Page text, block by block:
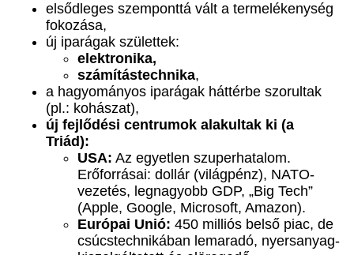
elsődleges szemponttá vált a termelékenység
fokozása,
új iparágak születtek:
elektronika,
számítástechnika,
a hagyományos iparágak háttérbe szorultak
(pl.: kohászat),
új fejlődési centrumok alakultak ki (a
Triád):
USA: Az egyetlen szuperhatalom.
Erőforrásai: dollár (világpénz), NATO-
vezetés, legnagyobb GDP, „Big Tech”
(Apple, Google, Microsoft, Amazon).
Európai Unió: 450 milliós belső piac, de
csúcstechnikában lemaradó, nyersanyag-